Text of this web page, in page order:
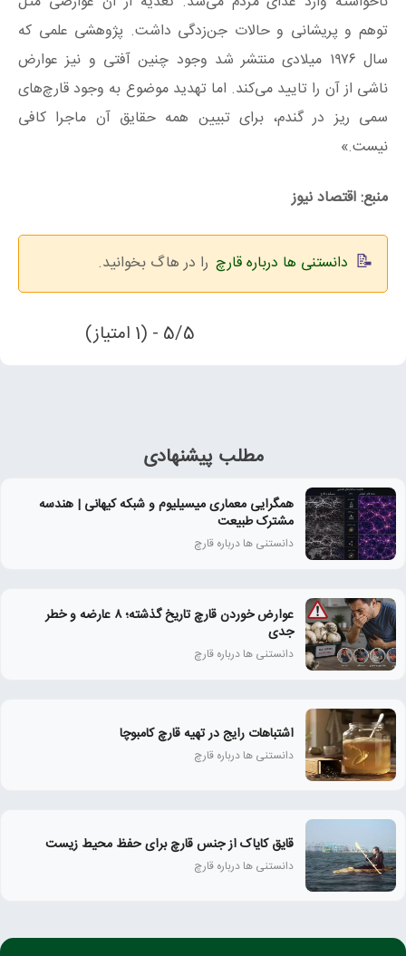
توهم و پریشانی و حالات جن‌زدگی داشت. پژوهشی علمی که
سال ۱۹۷۶ میلادی منتشر شد وجود چنین آفتی و نیز عوارض
ناشی از آن را تایید می‌کند. اما تهدید موضوع به وجود قارچ‌های
سمی ریز در گندم، برای تبیین همه حقایق آن ماجرا کافی
نیست.»
منبع: اقتصاد نیوز
دانستنی ها درباره قارچ را در هاگ بخوانید.
5/5 - (1 امتیاز)
مطلب پیشنهادی
همگرایی معماری میسیلیوم و شبکه کیهانی | هندسه
مشترک طبیعت
دانستنی ها درباره قارچ
عوارض خوردن قارچ تاریخ‌ گذشته؛ ۸ عارضه و خطر
جدی
دانستنی ها درباره قارچ
اشتباهات رایج در تهیه قارچ کامبوچا
دانستنی ها درباره قارچ
قایق کایاک از جنس قارچ برای حفظ محیط زیست
دانستنی ها درباره قارچ